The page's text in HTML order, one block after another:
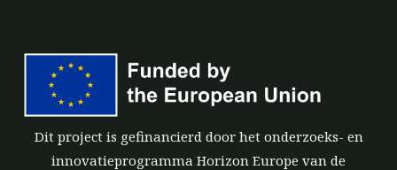
Dit project is gefinancierd door het onderzoeks- en
innovatieprogramma Horizon Europe van de